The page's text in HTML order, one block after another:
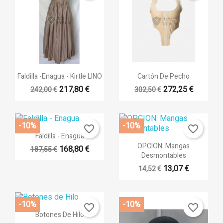
Vista rápida
Faldilla -Enagua - Kirtle LINO
242,00 € 217,80 €
Vista rápida
Cartón De Pecho
302,50 € 272,25 €
Vista rápida
Faldilla - Enagua
187,55 € 168,80 €
-10%
favorite_border
Vista rápida
OPCION: Mangas
Desmontables
14,52 € 13,07 €
-10% favorite_border
Vista rápida
Botones De Hilo
-10% favorite_border -10% favorite_border